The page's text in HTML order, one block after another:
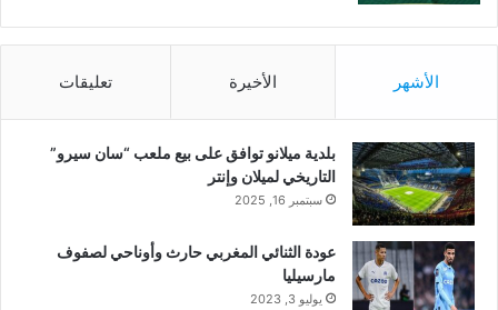
الأشهر الأخيرة تعليقات
بلدية ميلانو توافق على بيع ملعب “سان سيرو”
التاريخي لميلان وإنتر
سبتمبر 16, 2025
عودة الثنائي المغربي حارث وأوناحي لصفوف
مارسيليا
يوليو 3, 2023